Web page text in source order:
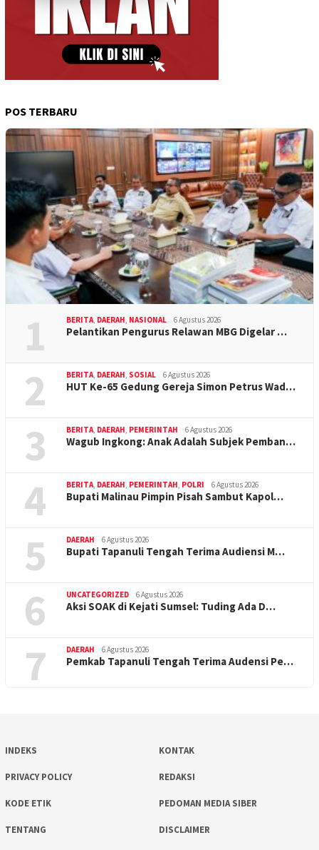
POS TERBARU
1 BERITA DAERAH NASIONAL 6 Agustus 2026
Pelantikan Pengurus Relawan MBG Digelar …
2 BERITA DAERAH SOSIAL 6 Agustus 2026
HUT Ke-65 Gedung Gereja Simon Petrus Wad…
3 BERITA DAERAH PEMERINTAH 6 Agustus 2026
Wagub Ingkong: Anak Adalah Subjek Pemban…
4 BERITA DAERAH PEMERINTAH POLRI 6 Agustus 2026
Bupati Malinau Pimpin Pisah Sambut Kapol…
5 DAERAH 6 Agustus 2026
Bupati Tapanuli Tengah Terima Audiensi M…
6 UNCATEGORIZED 6 Agustus 2026
Aksi SOAK di Kejati Sumsel: Tuding Ada D…
7 DAERAH 6 Agustus 2026
Pemkab Tapanuli Tengah Terima Audensi Pe…
INDEKS KONTAK
PRIVACY POLICY REDAKSI
KODE ETIK PEDOMAN MEDIA SIBER
TENTANG DISCLAIMER